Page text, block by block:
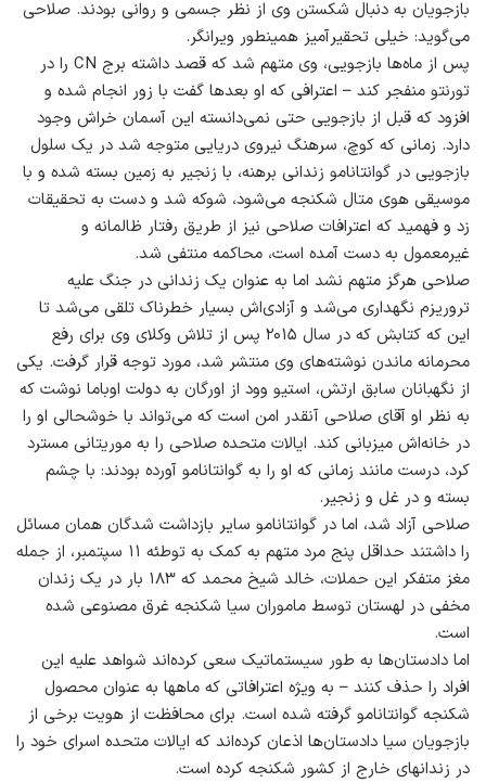
بازجویان به دنبال شکستن وی از نظر جسمی و روانی بودند. صلاحی
می‌گوید: خیلی تحقیرآمیز همینطور ویرانگر.
پس از ماه‌ها بازجویی، وی متهم شد که قصد داشته برج CN را در
تورنتو منفجر کند – اعترافی که او بعدها گفت با زور انجام شده و
افزود که قبل از بازجویی حتی نمی‌دانسته این آسمان خراش وجود
دارد. زمانی که کوچ، سرهنگ نیروی دریایی متوجه شد در یک سلول
بازجویی در گوانتانامو زندانی برهنه، با زنجیر به زمین بسته شده و با
موسیقی هوی متال شکنجه می‌شود، شوکه شد و دست به تحقیقات
زد و فهمید که اعترافات صلاحی نیز از طریق رفتار ظالمانه و
غیرمعمول به دست آمده است، محاکمه منتفی شد.
صلاحی هرگز متهم نشد اما به عنوان یک زندانی در جنگ علیه
تروریزم نگهداری می‌شد و آزادی‌اش بسیار خطرناک تلقی می‌شد تا
این که کتابش که در سال ۲۰۱۵ پس از تلاش وکلای وی برای رفع
محرمانه ماندن نوشته‌های وی منتشر شد، مورد توجه قرار گرفت. یکی
از نگهبانان سابق ارتش، استیو وود از اورگان به دولت اوباما نوشت که
به نظر او آقای صلاحی آنقدر امن است که می‌تواند با خوشحالی او را
در خانه‌اش میزبانی کند. ایالات متحده صلاحی را به موریتانی مسترد
کرد، درست مانند زمانی که او را به گوانتانامو آورده بودند: با چشم
بسته و در غل و زنجیر.
صلاحی آزاد شد، اما در گوانتانامو سایر بازداشت شدگان همان مسائل
را داشتند حداقل پنج مرد متهم به کمک به توطئه ۱۱ سپتمبر، از جمله
مغز متفکر این حملات، خالد شیخ محمد که ۱۸۳ بار در یک زندان
مخفی در لهستان توسط ماموران سیا شکنجه غرق مصنوعی شده
است.
اما دادستان‌ها به طور سیستماتیک سعی کرده‌اند شواهد علیه این
افراد را حذف کنند – به ویژه اعترافاتی که ماهها به عنوان محصول
شکنجه گوانتانامو گرفته شده است. برای محافظت از هویت برخی از
بازجویان سیا دادستان‌ها اذعان کرده‌اند که ایالات متحده اسرای خود را
در زندانهای خارج از کشور شکنجه کرده است.